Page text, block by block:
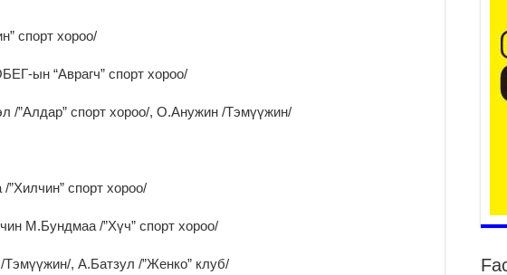
спорт хороо/
ын “Аврагч” спорт хороо/
/”Алдар” спорт хороо/, О.Анужин /Тэмүүжин/
спорт хороо/
М.Бундмаа /”Хүч” спорт хороо/
, А.Батзул /”Женко” клуб/